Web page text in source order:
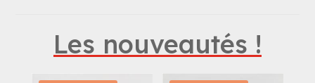
Les nouveautés !